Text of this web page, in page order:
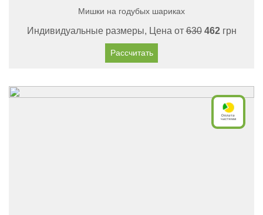
Мишки на годубых шариках
Индивидуальные размеры, Цена от630 462грн
Рассчитать